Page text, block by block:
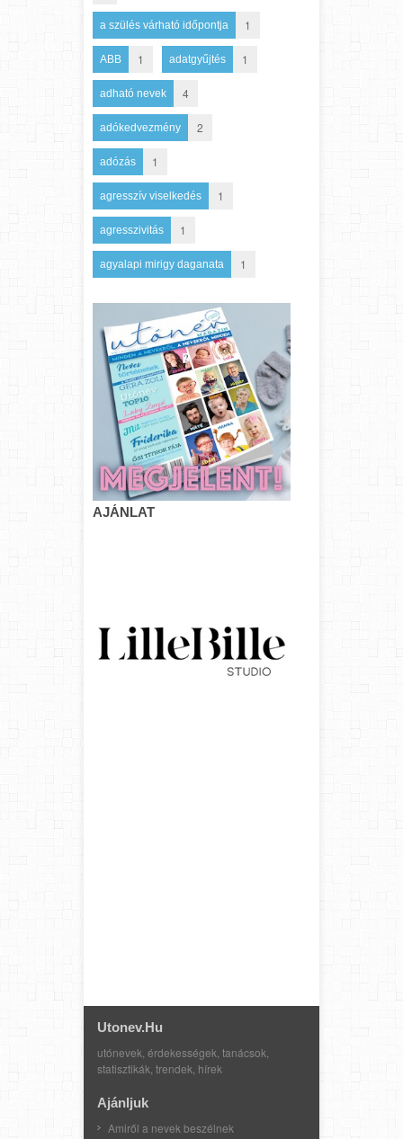
a szülés várható időpontja 1
ABB 1 adatgyűjtés 1
adható nevek 4
adókedvezmény 2
adózás 1
agresszív viselkedés 1
agresszivitás 1
agyalapi mirigy daganata 1
AJÁNLAT
Utonev.hu
utónevek, érdekességek, tanácsok,
statisztikák, trendek, hírek
Ajánljuk
Amiről a nevek beszélnek